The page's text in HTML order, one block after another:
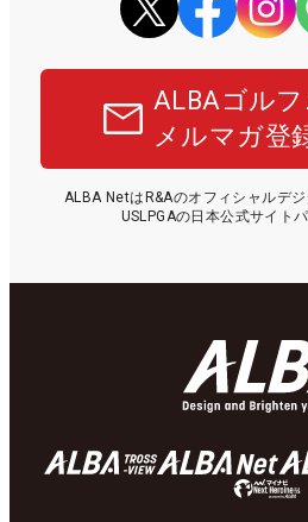
ALBAゴル
メルマガ登
ALBA NetはR&Aのオフィシャルデ
USLPGAの日本公式サイト